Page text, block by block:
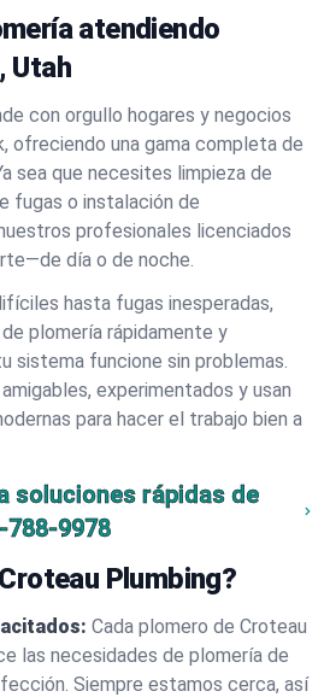
atendiendo
Utah
con orgullo hogares y negocios
ofreciendo una gama completa de
sea que necesites limpieza de
fugas o instalación de
profesionales licenciados
día o de noche.
hasta fugas inesperadas,
plomería rápidamente y
sistema funcione sin problemas.
experimentados y usan
para hacer el trabajo bien a
soluciones rápidas de
788-9978
Plumbing?
Cada plomero de Croteau
las necesidades de plomería de
Siempre estamos cerca, así